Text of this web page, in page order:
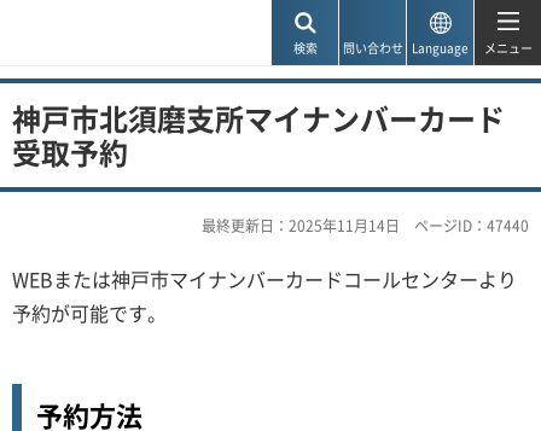
検索 問い合わせ Language メニュー
神戸市北須磨支所マイナンバーカード
受取予約
最終更新日：2025年11月14日 ページID：47440
WEBまたは神戸市マイナンバーカードコールセンターより
予約が可能です。
予約方法